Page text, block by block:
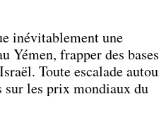
inévitablement une
Yémen, frapper des bases
Toute escalade
sur les prix mondiaux du